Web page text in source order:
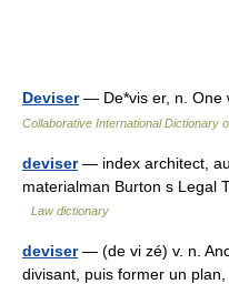
Deviser— De*vis er, n. One
Collaborative International Dictionary
deviser— index architect,
materialman Burton s Legal
Law dictionary
deviser— (de vi zé) v. n.
divisant, puis former un